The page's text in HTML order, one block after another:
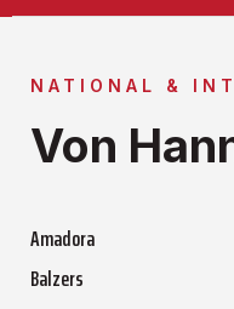
NATIONAL &
Von
Amadora
Balzers